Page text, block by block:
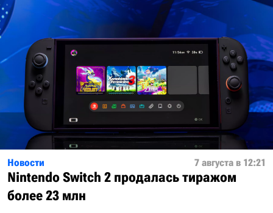
Новости 7 августа в 12:21
Nintendo Switch 2 продалась тиражом
более 23 млн